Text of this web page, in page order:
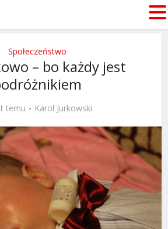
Społeczeństwo
– bo każdy jest
temu Karol Jurkowski